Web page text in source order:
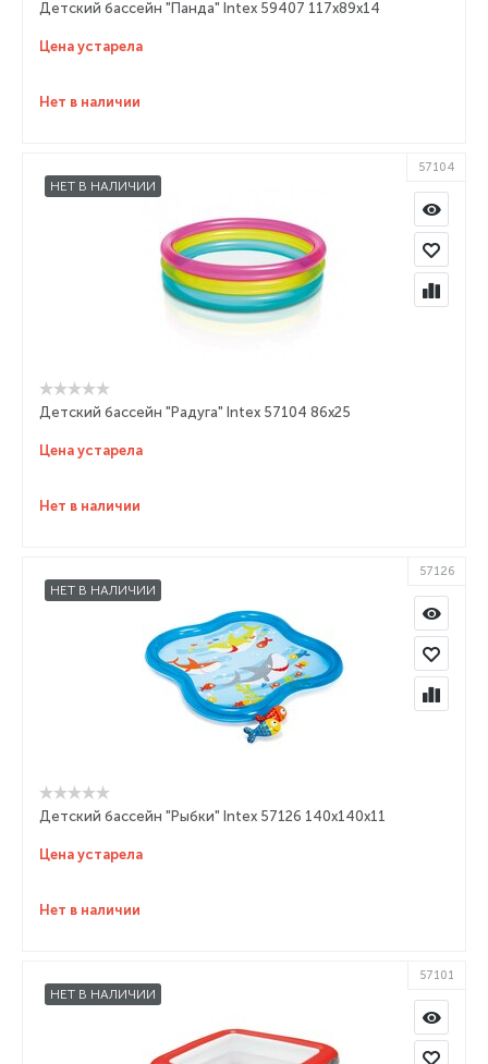
Детский бассейн "Панда" Intex 59407 117х89х14
Цена устарела
Нет в наличии
НЕТ В НАЛИЧИИ
57104
Детский бассейн "Радуга" Intex 57104 86x25
Цена устарела
Нет в наличии
НЕТ В НАЛИЧИИ
57126
Детский бассейн "Рыбки" Intex 57126 140x140x11
Цена устарела
Нет в наличии
НЕТ В НАЛИЧИИ
57101